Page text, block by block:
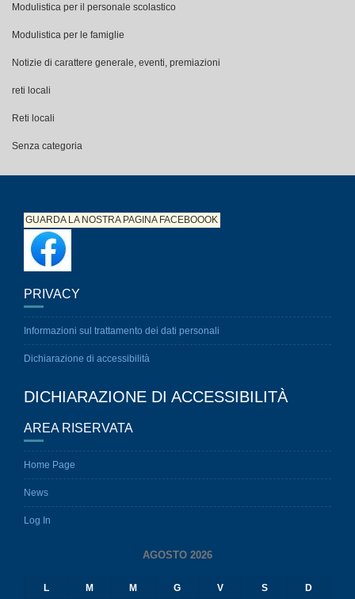
Modulistica per il personale scolastico
Modulistica per le famiglie
Notizie di carattere generale, eventi, premiazioni
reti locali
Reti locali
Senza categoria
GUARDA LA NOSTRA PAGINAFACEBOOOK
PRIVACY
Informazioni sul trattamento dei dati personali
Dichiarazione di accessibilità
DICHIARAZIONE DI ACCESSIBILITÀ
AREA RISERVATA
Home Page
News
Log In
AGOSTO 2026
L M M G V S D